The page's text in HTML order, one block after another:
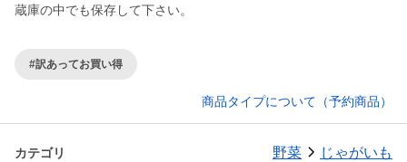
蔵庫の中でも保存して下さい。
#訳あってお買い得
商品タイプについて（予約商品）
カテゴリ 野菜 じゃがいも